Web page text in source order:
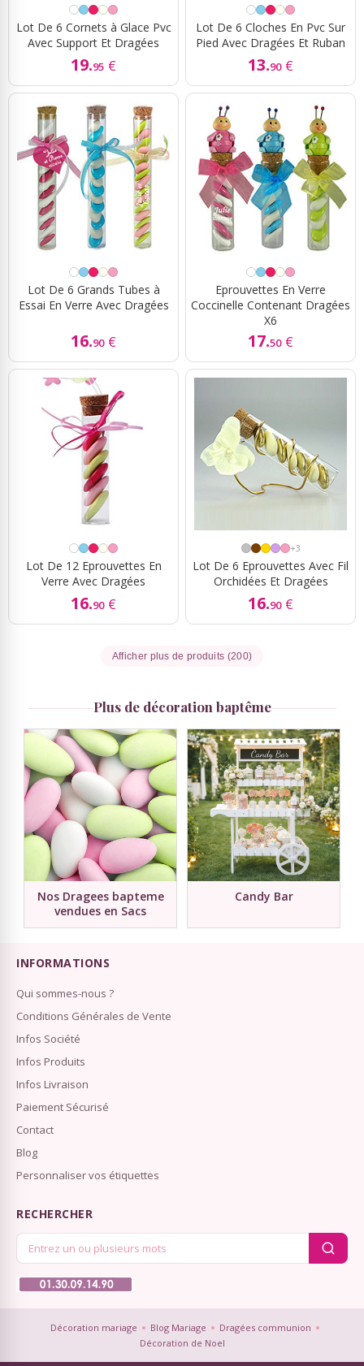
Lot De 6 Cornets à Glace Pvc
Avec Support Et Dragées
19.95 €
Lot De 6 Cloches En Pvc Sur
Pied Avec Dragées Et Ruban
13.90 €
Lot De 6 Grands Tubes à
Essai En Verre Avec Dragées
16.90 €
Eprouvettes En Verre
Coccinelle Contenant Dragées
X6
17.50 €
Lot De 12 Eprouvettes En
Verre Avec Dragées
16.90 €
+3
Lot De 6 Eprouvettes Avec Fil
Orchidées Et Dragées
16.90 €
Afficher plus de produits (200)
Plus de décoration baptême
Nos Dragees bapteme
vendues en Sacs
Candy Bar
INFORMATIONS
Qui sommes-nous ?
Conditions Générales de Vente
Infos Société
Infos Produits
Infos Livraison
Paiement Sécurisé
Contact
Blog
Personnaliser vos étiquettes
RECHERCHER
Décoration mariage Blog Mariage
Dragées communion
Décoration de Noel